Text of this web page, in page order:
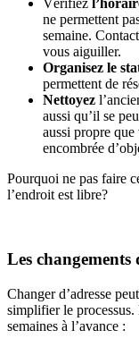
ne permettent
semaine.
vous aiguiller.
Organisez le
permettent de
Nettoyez
aussi qu’il se
aussi propre
encombrée
Pourquoi ne pas faire
l’endroit est libre?
Les changements
Changer d’adresse
simplifier le processus.
semaines à l’avance :